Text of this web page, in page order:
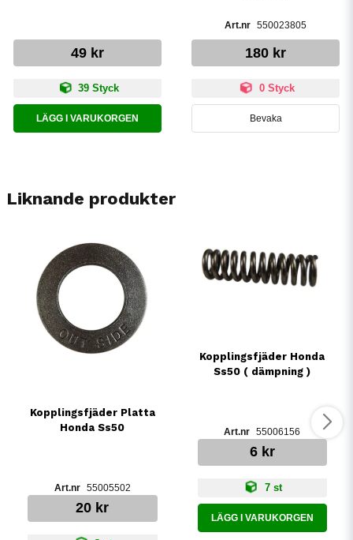
49 kr
39 Styck
LÄGG I VARUKORGEN
550023805
180 kr
0 Styck
Bevaka
Liknande produkter
Kopplingsfjäder Platta
Honda Ss50
55005502
20 kr
Kopplingsfjäder Honda
Ss50 ( dämpning )
55006156
6 kr
7 st
LÄGG I VARUKORGEN